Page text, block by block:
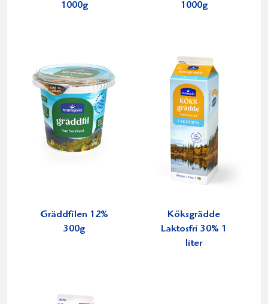
1000g
1000g
Gräddfilen 12%
300g
Köksgrädde
Laktosfri 30% 1
liter